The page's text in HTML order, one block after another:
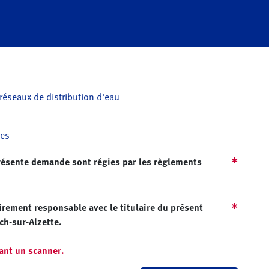
de distribution d'eau
demande sont régies par les règlements
responsable avec le titulaire du présent
sur-Alzette.
un scanner.